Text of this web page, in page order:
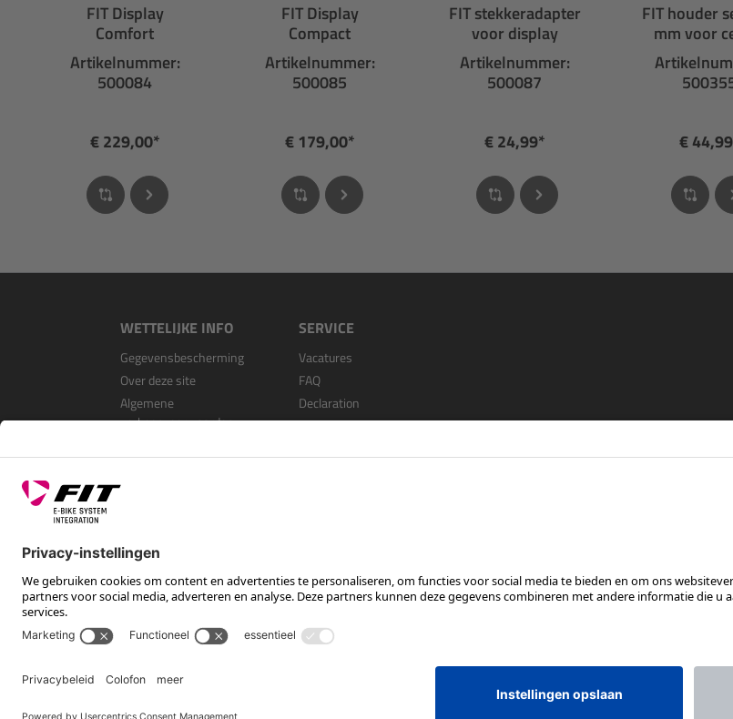
FIT Display
Comfort
Artikelnummer:
500084
€ 229,00*
FIT Display
Compact
Artikelnummer:
500085
€ 179,00*
FIT stekkeradapter
voor display
Artikelnummer:
500087
€ 24,99*
FIT houder
mm voor
display
€
WETTELIJKE INFO
Gegevensbescherming
Over deze site
Algemene
verkoopvoorwaarden
SERVICE
Vacatures
FAQ
Declaration
Open Source Software
VOLG ONS OP
*Aanbevolen verkoopprijs incl. btw, excl.